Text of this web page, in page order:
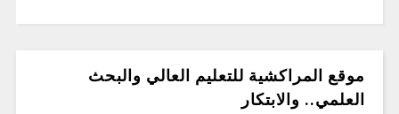
موقع المراكشية للتعليم العالي والبحث
العلمي.. والابتكار